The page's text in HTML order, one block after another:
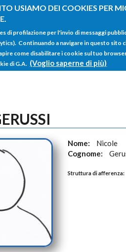
USIAMO DEI COOKIES PER
di profilazione per l'invio di messaggi
Continuando a navigare in questo sito
come disabilitare i cookie sul tuo
di G.A. (Voglio saperne di più)
Nome:
Nicole
Cognome:
Struttura di afferenza: